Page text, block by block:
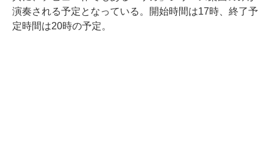
演奏される予定となっている。開始時間は17時、終了予
定時間は20時の予定。